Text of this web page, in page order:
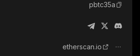
pbtc35a
etherscan.io